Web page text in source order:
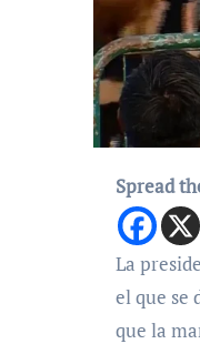
Spread
La presidenta Claudia Sheinbaum firmó el 20 de marzo en Felipe Carrillo Puerto, Quintana Roo, el Decreto por
el que se
que la